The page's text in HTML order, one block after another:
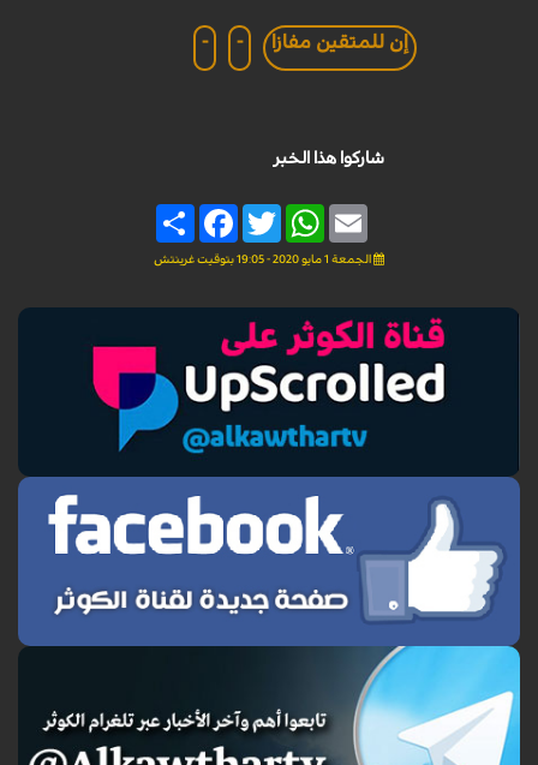
إن للمتقين مفازا -
-
شاركوا هذا الخبر
Share
FacebookTwitter
WhatsAppEmail
الجمعة 1 مايو 2020 - 19:05 بتوقيت غرينتش